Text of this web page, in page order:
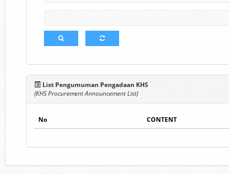
List Pengumuman Pengadaan KHS
(KHS Procurement Announcement List)
No CONTENT